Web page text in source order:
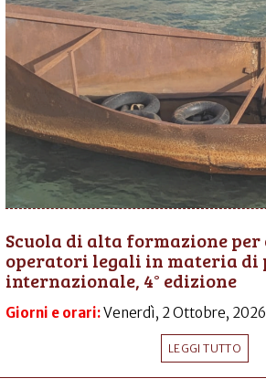
Scuola di alta formazione
operatori legali in materia di
internazionale, 4° edizione
Giorni e orari:Venerdì, 2 Ottobre,
LEGGI TUTTO